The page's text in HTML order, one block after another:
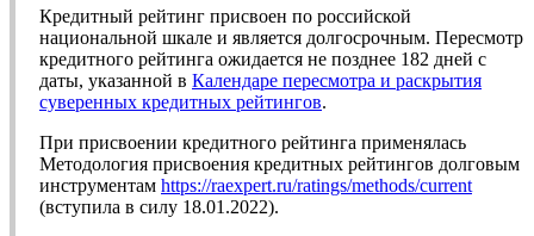
Кредитный рейтинг присвоен по российской
национальной шкале и является долгосрочным. Пересмотр
кредитного рейтинга ожидается не позднее 182 дней с
даты, указанной в Календаре пересмотра и раскрытия
суверенных кредитных рейтингов.
При присвоении кредитного рейтинга применялась
Методология присвоения кредитных рейтингов долговым
инструментам https://raexpert.ru/ratings/methods/current
(вступила в силу 18.01.2022).